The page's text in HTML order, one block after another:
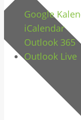
Google
iCalendar
Outlook 365
Outlook Live